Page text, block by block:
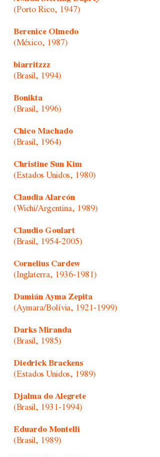
(Porto Rico, 1947)
Berenice Olmedo
(México, 1987)
biarritzzz
(Brasil, 1994)
Bonikta
(Brasil, 1996)
Chico Machado
(Brasil, 1964)
Christine Sun Kim
(Estados Unidos, 1980)
Claudia Alarcón
(Wichi/Argentina, 1989)
Claudio Goulart
(Brasil, 1954-2005)
Cornelius Cardew
(Inglaterra, 1936-1981)
Damián Ayma Zepita
(Aymara/Bolívia, 1921-1999)
Darks Miranda
(Brasil, 1985)
Diedrick Brackens
(Estados Unidos, 1989)
Djalma do Alegrete
(Brasil, 1931-1994)
Eduardo Montelli
(Brasil, 1989)